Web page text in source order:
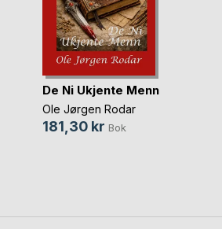
De Ni Ukjente Menn
Ole Jørgen Rodar
181,30 kr Bok